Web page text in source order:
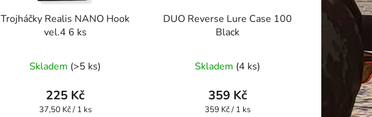
Trojháčky Realis NANO Hook
vel.4 6 ks
Skladem (>5 ks)
225 Kč
Měrná
37,50 Kč / 1 ks
DUO Reverse Lure Case 100
Black
Skladem (4 ks)
359 Kč
Měrná
359 Kč / 1 ks